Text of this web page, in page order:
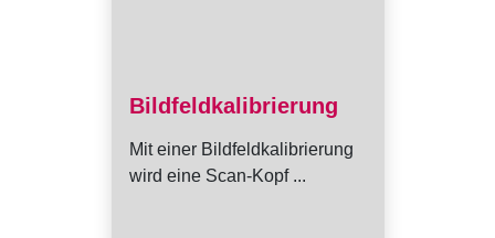
Bildfeldkalibrierung
Mit einer Bildfeldkalibrierung
wird eine Scan-Kopf ...